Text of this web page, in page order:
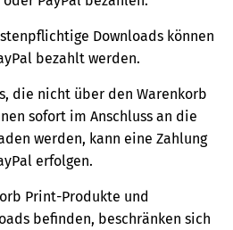
Downloads können
bezahlt werden.
die nicht über den Warenkorb
sofort im Anschluss an die
werden, kann eine Zahlung
erfolgen.
Print-Produkte und
befinden, beschränken sich